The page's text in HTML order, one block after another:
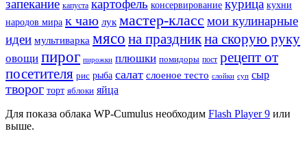
запекание капуста картофель консервирование курица кухни
народов мира к чаю лук мастер-класс мои кулинарные
идеи мультиварка мясо на праздникна скорую руку
овощи пирог пирожки плюшки помидоры пост рецепт от
посетителя рис рыба салат слоеное тесто слойки суп сыр
творог торт яблоки яйца
Для показа облака WP-Cumulus необходим Flash Player 9 или
выше.